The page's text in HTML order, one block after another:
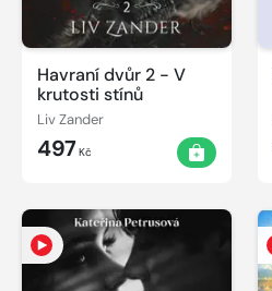
Havraní dvůr 2 - V
krutosti stínů
Liv Zander
497Kč